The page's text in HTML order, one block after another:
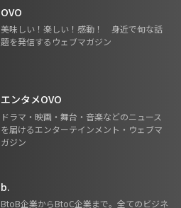
OVO
美味しい！楽しい！感動！ 身近で旬な話
題を発信するウェブマガジン
エンタメOVO
ドラマ・映画・舞台・音楽などのニュース
を届けるエンターテインメント・ウェブマ
ガジン
b.
BtoB企業からBtoC企業まで。全てのビジネ